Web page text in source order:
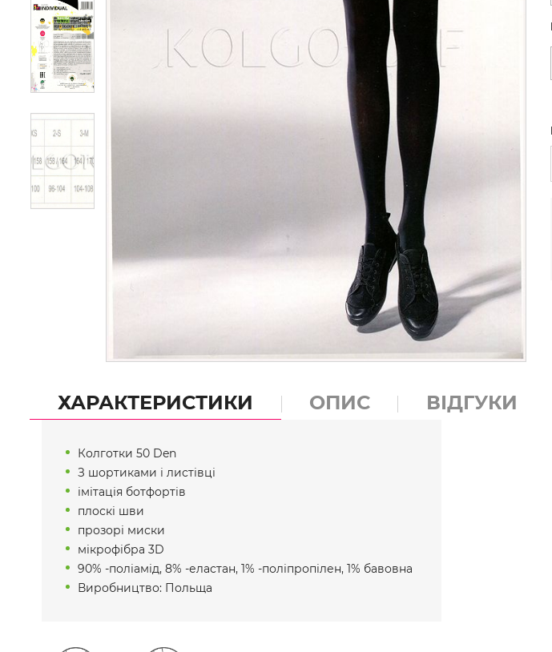
ХАРАКТЕРИСТИКИ ОПИС ВІДГУКИ
Колготки 50 Den
З шортиками і листівці
імітація ботфортів
плоскі шви
прозорі миски
мікрофібра 3D
90% -поліамід, 8% -еластан, 1% -поліпропілен, 1% бавовна
Виробництво: Польща